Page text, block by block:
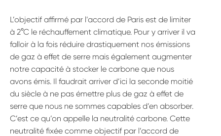
L’objectif affirmé par l’accord de Paris est de limiter
à 2°C le réchauffement climatique. Pour y arriver il va
falloir à la fois réduire drastiquement nos émissions
de gaz à effet de serre mais également augmenter
notre capacité à stocker le carbone que nous
avons émis. Il faudrait arriver d’ici la seconde moitié
du siècle à ne pas émettre plus de gaz à effet de
serre que nous ne sommes capables d’en absorber.
C’est ce qu’on appelle la neutralité carbone. Cette
neutralité fixée comme objectif par l’accord de